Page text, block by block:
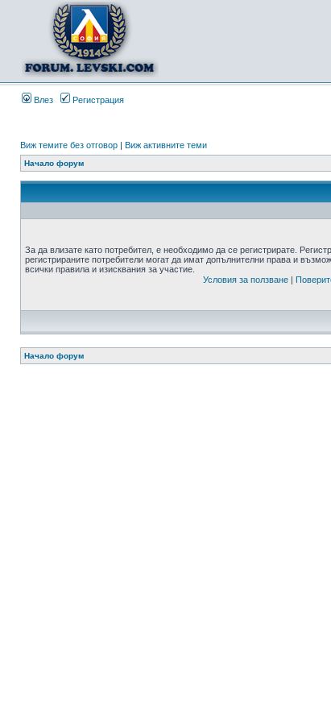
Влез Регистрация
Виж темите без отговор | Виж активните теми
Начало форум
За да влизате като потребител, е необходимо да се регистрирате.
регистрираните потребители могат да имат допълнителни права и
всички правила и изисквания за участие.
Условия за ползване |
Начало форум